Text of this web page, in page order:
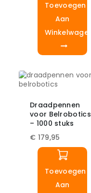
Toevoegen
Aan
Winkelwagen
Draadpennen
voor Belrobotics
– 1000 stuks
€ 179,95
Toevoegen
Aan